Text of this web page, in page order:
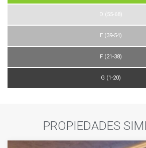
D (55-68)
E (39-54)
F (21-38)
G (1-20)
PROPIEDADES